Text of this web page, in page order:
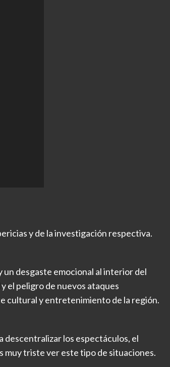
y de la investigación respectiva.
un desgaste emocional al interior del
el peligro de nuevos ataques
cultural y entretenimiento de la región.
descentralizar los espectáculos, el
muy triste ver este tipo de situaciones.